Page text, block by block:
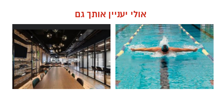
אולי יעניין אותך גם